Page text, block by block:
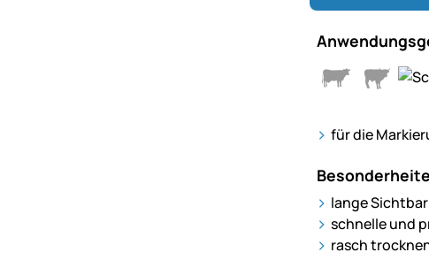
für die
lange
schnelle und
rasch